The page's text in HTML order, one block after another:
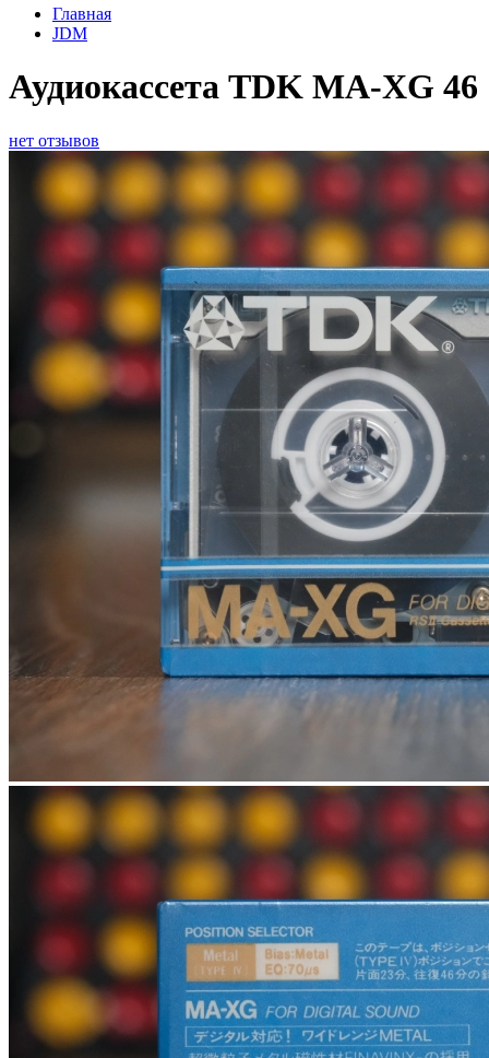
Главная
JDM
Аудиокассета TDK MA-XG 46
нет отзывов